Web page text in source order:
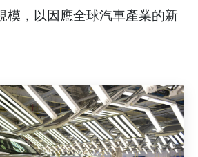
模，以因應全球汽車產業的新